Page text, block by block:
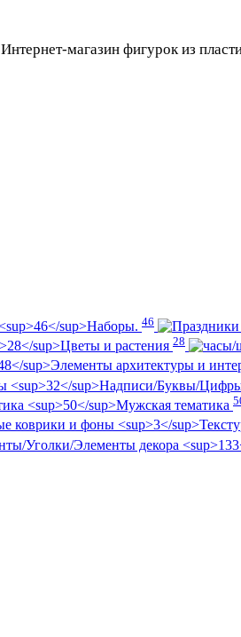
Интернет-магазин фигурок из
Наборы. 46
Цветы и растения 28
Элементы архитектуры и
Надписи/Буквы/
Мужская тематика